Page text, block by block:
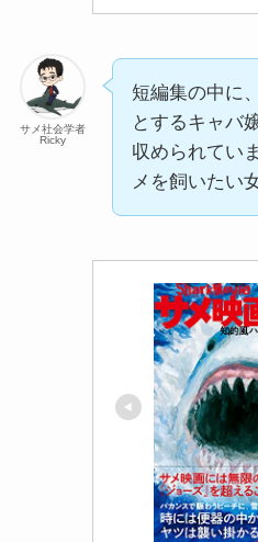
サメ社会学者
Ricky
短編集の中に
とするキャバ
収められてい
メを飼いたい